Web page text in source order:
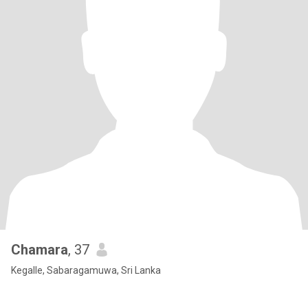
Chamara, 37
Kegalle, Sabaragamuwa, Sri Lanka